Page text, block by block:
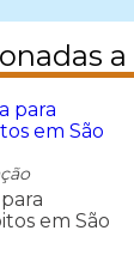
a
em São